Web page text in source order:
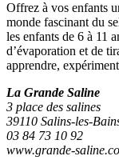
Offrez à vos enfants
monde fascinant du
les enfants de 6 à 11
d’évaporation et de
apprendre,
La Grande Saline
3 place des salines
39110 Salins-les-
03 84 73 10 92
www.grande-